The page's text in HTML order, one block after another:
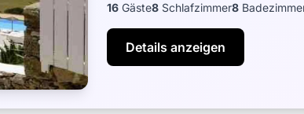
16 Gäste8 Schlafzimmer8
Details anzeigen